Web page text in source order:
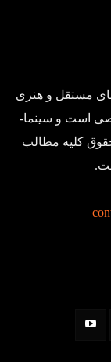
مستقل و هنری
است و سینما-
کلیه مطالب